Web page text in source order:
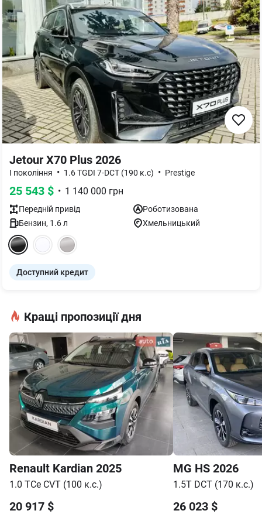
Jetour X70 Plus 2026
I покоління • 1.6 TGDI 7-DCT (190 к.с) • Prestige
25 543 $ • 1 140 000 грн
Передній привід
Роботизована
Бензин, 1.6л Хмельницький
Доступний кредит
Кращі пропозиції дня
Renault Kardian 2025
1.0 TCe CVT (100 к.с.)
20 917 $
MG HS 2026
1.5T DCT (170 к.с.)
26 023 $